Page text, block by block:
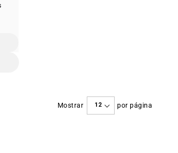
Mostrar por página